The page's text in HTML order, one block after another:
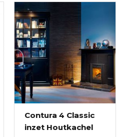
Contura 4 Classic
inzet Houtkachel